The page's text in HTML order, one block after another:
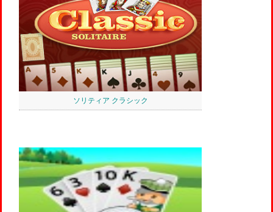
ソリティア クラシック